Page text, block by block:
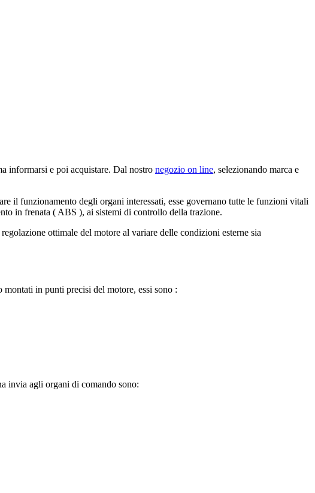
informarsi e poi acquistare. Dal nostro negozio on line, selezionando marca e
il funzionamento degli organi interessati, esse governano tutte le funzioni vitali
in frenata ( ABS ), ai sistemi di controllo della trazione.
ottimale del motore al variare delle condizioni esterne sia
in punti precisi del motore, essi sono :
invia agli organi di comando sono: